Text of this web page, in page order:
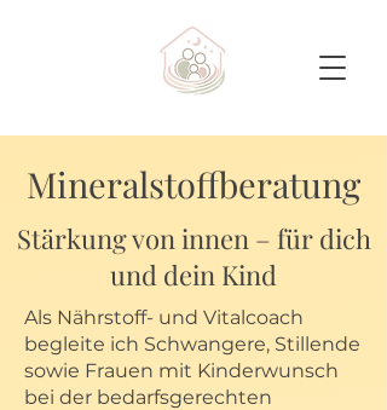
Mineralstoffberatung
Stärkung von innen – für dich
und dein Kind
Als Nährstoff- und Vitalcoach
begleite ich Schwangere, Stillende
sowie Frauen mit Kinderwunsch
bei der bedarfsgerechten